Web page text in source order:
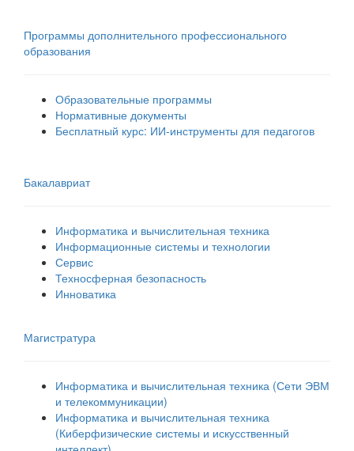
Программы дополнительного профессионального
образования
Образовательные программы
Нормативные документы
Бесплатный курс: ИИ‑инструменты для педагогов
Бакалавриат
Информатика и вычислительная техника
Информационные системы и технологии
Сервис
Техносферная безопасность
Инноватика
Магистратура
Информатика и вычислительная техника (Сети ЭВМ
и телекоммуникации)
Информатика и вычислительная техника
(Киберфизические системы и искусственный